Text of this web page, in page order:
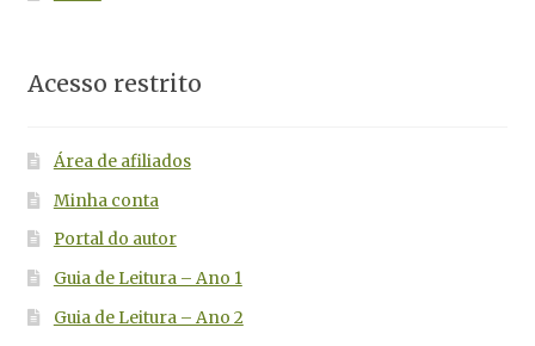
Acesso restrito
Área de afiliados
Minha conta
Portal do autor
Guia de Leitura – Ano 1
Guia de Leitura – Ano 2